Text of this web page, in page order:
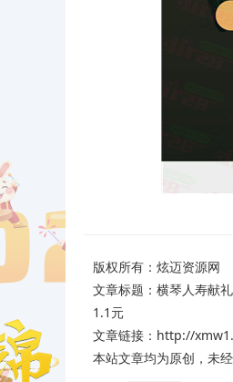
版权所有： 炫迈资源网
文章标题： 横琴人寿献
1.1元
文章链接：http://
本站文章均为原创，未